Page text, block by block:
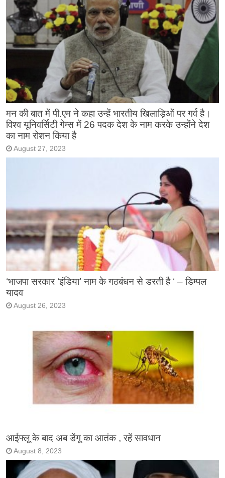
मन की बात में पी.एम ने कहा उन्हें भारतीय खिलाड़िओं पर गर्व है।
विश्व यूनिवर्सिटी गेम्स में 26 पदक देश के नाम करके उन्होंने देश
का नाम रोशन किया है
August 27, 2023
‘भाजपा सरकार ‘इंडिया’ नाम के गठबंधन से डरती है ‘ – डिम्पल
यादव
August 26, 2023
आईफ्लू के बाद अब डेंगू का आतंक , रहें सावधान
August 8, 2023